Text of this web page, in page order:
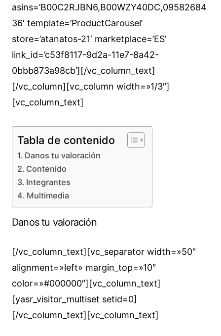
asins=’B00C2RJBN6,B00WZY40DC,09582684
36′ template=’ProductCarousel’
store=’atanatos-21′ marketplace=’ES’
link_id=’c53f8117-9d2a-11e7-8a42-
0bbb873a98cb’][/vc_column_text]
[/vc_column][vc_column width=»1/3″]
[vc_column_text]
Tabla de contenido
Danos tu valoración
Contenido
Integrantes
Multimedia
Danos tu valoración
[/vc_column_text][vc_separator width=»50″
alignment=»left» margin_top=»10″
color=»#000000″][vc_column_text]
[yasr_visitor_multiset setid=0]
[/vc_column_text][vc_column_text]